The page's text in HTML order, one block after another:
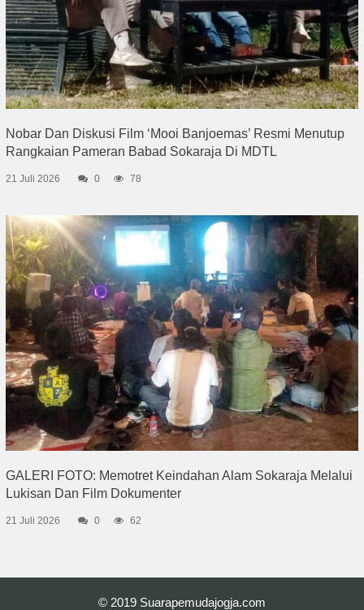
Nobar Dan Diskusi Film ‘Mooi Banjoemas’ Resmi Menutup
Rangkaian Pameran Babad Sokaraja Di MDTL
21 Juli 2026 0 78
GALERI FOTO: Memotret Keindahan Alam Sokaraja Melalui
Lukisan Dan Film Dokumenter
21 Juli 2026 0 62
© 2019 Suarapemudajogja.com